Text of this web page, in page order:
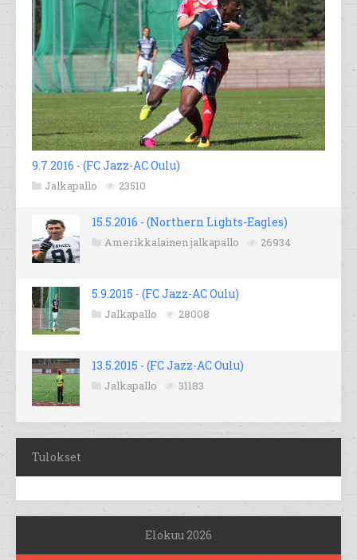
9.7.2016 - (FC Jazz-AC Oulu)
Jalkapallo 23510
15.5.2016 - (Northern Lights-Eagles)
Amerikkalainen jalkapallo 26934
5.9.2015 - (FC Jazz-AC Oulu)
Jalkapallo 28008
13.5.2015 - (FC Jazz-AC Oulu)
Jalkapallo 31183
Tulokset
Elokuu 2026